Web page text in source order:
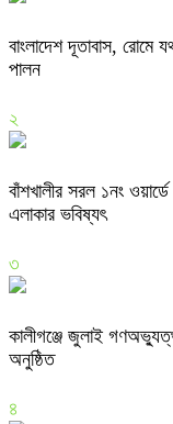
বাংলাদেশ দূতাবাস,
পালন
২
বাঁশখালীর সরল ১নং
এলাকার ভবিষ্যৎ
৩
কালীগঞ্জে জুলাই
অনুষ্ঠিত
৪